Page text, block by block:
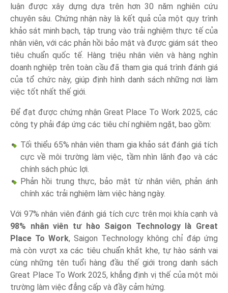
luận được xây dựng dựa trên hơn 30 năm nghiên cứu
chuyên sâu. Chứng nhận này là kết quả của một quy trình
khảo sát minh bạch, tập trung vào trải nghiệm thực tế của
nhân viên, với các phản hồi bảo mật và được giám sát theo
tiêu chuẩn quốc tế. Hàng triệu nhân viên và hàng nghìn
doanh nghiệp trên toàn cầu đã tham gia quá trình đánh giá
của tổ chức này, giúp định hình danh sách những nơi làm
việc tốt nhất thế giới.
Để đạt được chứng nhận Great Place To Work 2025, các
công ty phải đáp ứng các tiêu chí nghiêm ngặt, bao gồm:
Tối thiểu 65% nhân viên tham gia khảo sát đánh giá tích
cực về môi trường làm việc, tầm nhìn lãnh đạo và các
chính sách phúc lợi.
Phản hồi trung thực, bảo mật từ nhân viên, phản ánh
chính xác trải nghiệm làm việc hàng ngày.
Với 97% nhân viên đánh giá tích cực trên mọi khía cạnh và
98% nhân viên tư hào Saigon Technology là Great
Place To Work, Saigon Technology không chỉ đáp ứng
mà còn vượt xa các tiêu chuẩn khắt khe, tự hào sánh vai
cùng những tên tuổi hàng đầu thế giới trong danh sách
Great Place To Work 2025, khẳng định vị thế của một môi
trường làm việc đẳng cấp và đầy cảm hứng.